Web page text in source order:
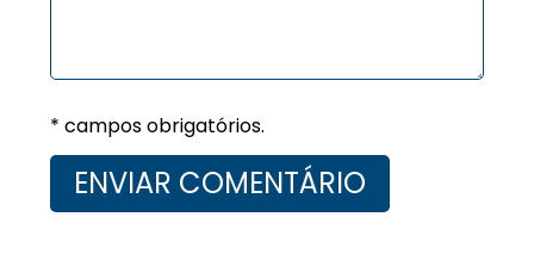
* campos obrigatórios.